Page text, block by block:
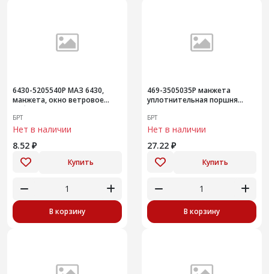
6430-5205540Р МАЗ 6430,
манжета, окно ветровое
кабины, стеклоочиститель
БРТ
Нет в наличии
8.52 ₽
Купить
В корзину
469-3505035Р манжета
уплотнительная поршня
БРТ
Нет в наличии
27.22 ₽
Купить
В корзину